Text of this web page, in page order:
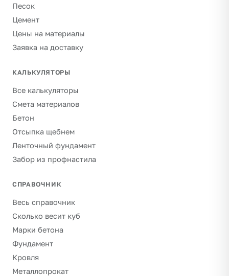
Песок
Цемент
Цены на материалы
Заявка на доставку
КАЛЬКУЛЯТОРЫ
Все калькуляторы
Смета материалов
Бетон
Отсыпка щебнем
Ленточный фундамент
Забор из профнастила
СПРАВОЧНИК
Весь справочник
Сколько весит куб
Марки бетона
Фундамент
Кровля
Металлопрокат